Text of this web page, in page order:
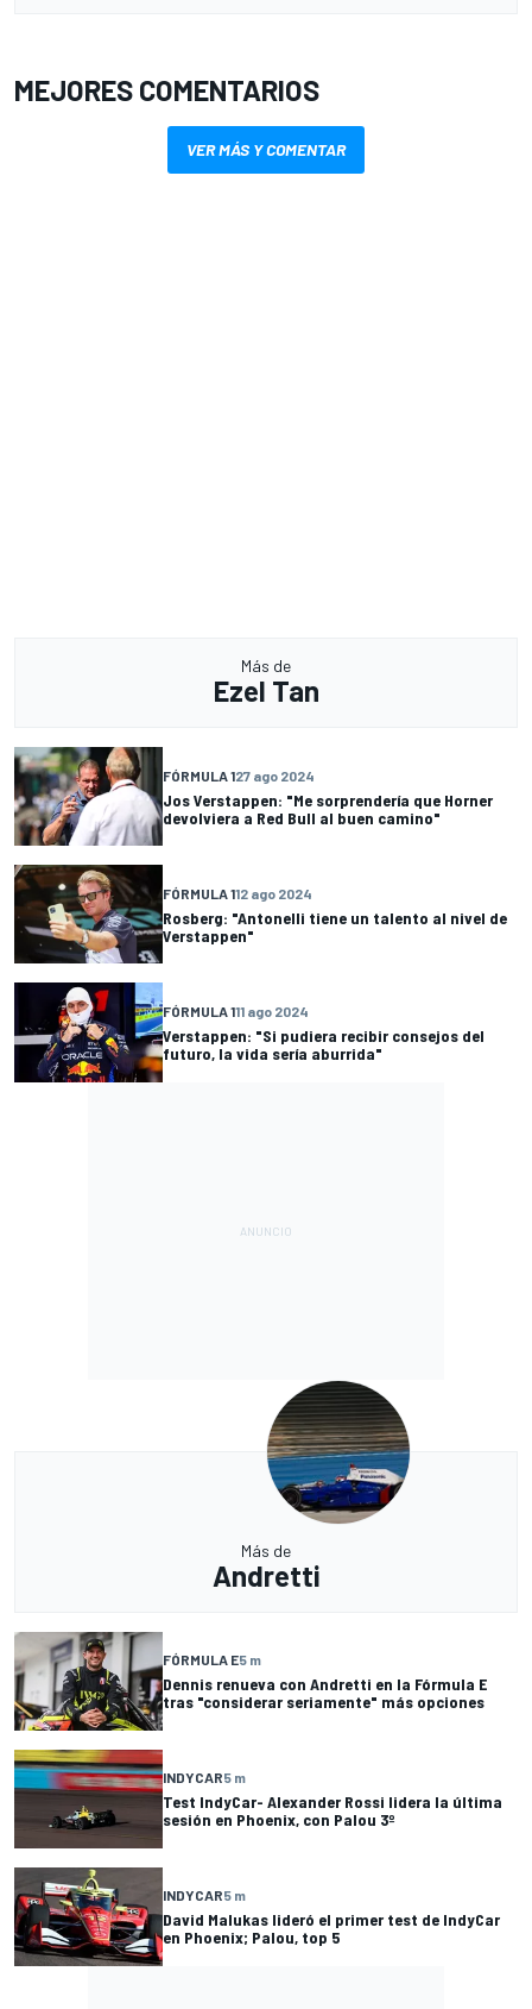
MEJORES COMENTARIOS
VER MÁS Y COMENTAR
Más de
Ezel Tan
FÓRMULA 127 ago 2024
Jos Verstappen: "Me sorprendería que Horner
devolviera a Red Bull al buen camino"
FÓRMULA 112 ago 2024
Rosberg: "Antonelli tiene un talento al nivel de
Verstappen"
FÓRMULA 111 ago 2024
Verstappen: "Si pudiera recibir consejos del
futuro, la vida sería aburrida"
Más de
Andretti
FÓRMULA E5 m
Dennis renueva con Andretti en la Fórmula E
tras "considerar seriamente" más opciones
INDYCAR5 m
Test IndyCar- Alexander Rossi lidera la última
sesión en Phoenix, con Palou 3º
INDYCAR5 m
David Malukas lideró el primer test de IndyCar
en Phoenix; Palou, top 5